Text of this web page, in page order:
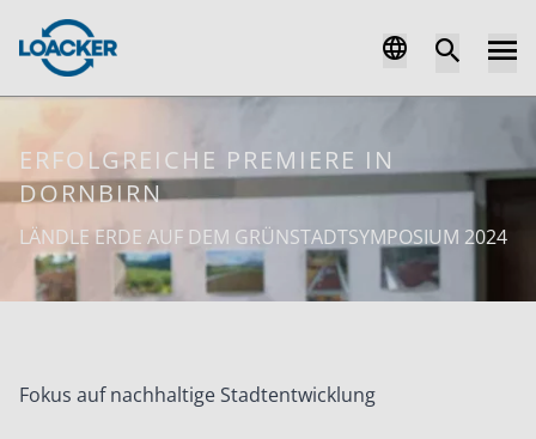
ERFOLGREICHE PREMIERE IN
DORNBIRN
LÄNDLE ERDE AUF DEM GRÜNSTADTSYMPOSIUM 2024
Fokus auf nachhaltige Stadtentwicklung